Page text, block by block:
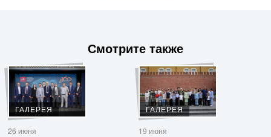
Смотрите также
ГАЛЕРЕЯ
26 июня
ГАЛЕРЕЯ
19 июня